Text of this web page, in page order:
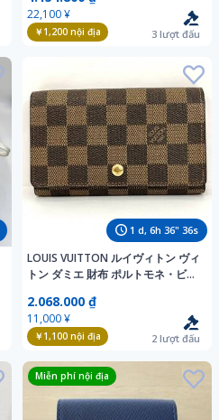
22,100 ¥
￥1,200nội địa 3 lượt đấu
1 d, 6h 36" 35s
LOUIS VUITTON ルイヴィトン ヴィ
トン ダミエ 財布 ポルトモネ・ビ
ウン系 - N61730
2.068.000 ₫
11,000 ¥
￥1,100nội địa 2 lượt đấu
Miễn phí nội địa